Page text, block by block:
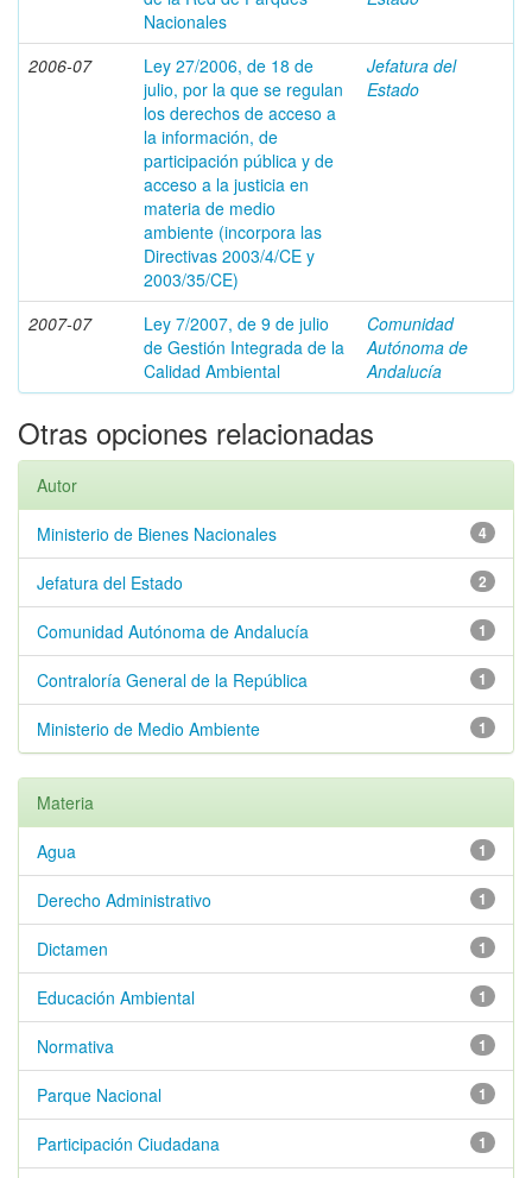
Nacionales
2006-07
Ley 27/2006, de 18 de
julio, por la que se regulan
los derechos de acceso a
la información, de
participación pública y de
acceso a la justicia en
materia de medio
ambiente (incorpora las
Directivas 2003/4/CE y
2003/35/CE)
Jefatura del
Estado
2007-07
Ley 7/2007, de 9 de julio
de Gestión Integrada de la
Calidad Ambiental
Comunidad
Autónoma de
Andalucía
Otras opciones relacionadas
Autor
4
Ministerio de Bienes Nacionales
2
Jefatura del Estado
1
Comunidad Autónoma de Andalucía
1
Contraloría General de la República
1
Ministerio de Medio Ambiente
Materia
1
Agua
1
Derecho Administrativo
1
Dictamen
1
Educación Ambiental
1
Normativa
1
Parque Nacional
1
Participación Ciudadana